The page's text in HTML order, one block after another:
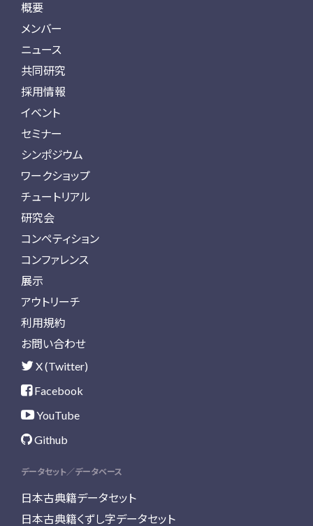
概要
メンバー
ニュース
共同研究
採用情報
イベント
セミナー
シンポジウム
ワークショップ
チュートリアル
研究会
コンペティション
コンファレンス
展示
アウトリーチ
利用規約
お問い合わせ
X (Twitter)
Facebook
YouTube
Github
データセット／データベース
日本古典籍データセット
日本古典籍くずし字データセット